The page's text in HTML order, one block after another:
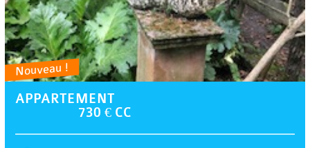
Nouveau !
APPARTEMENT
730 € CC